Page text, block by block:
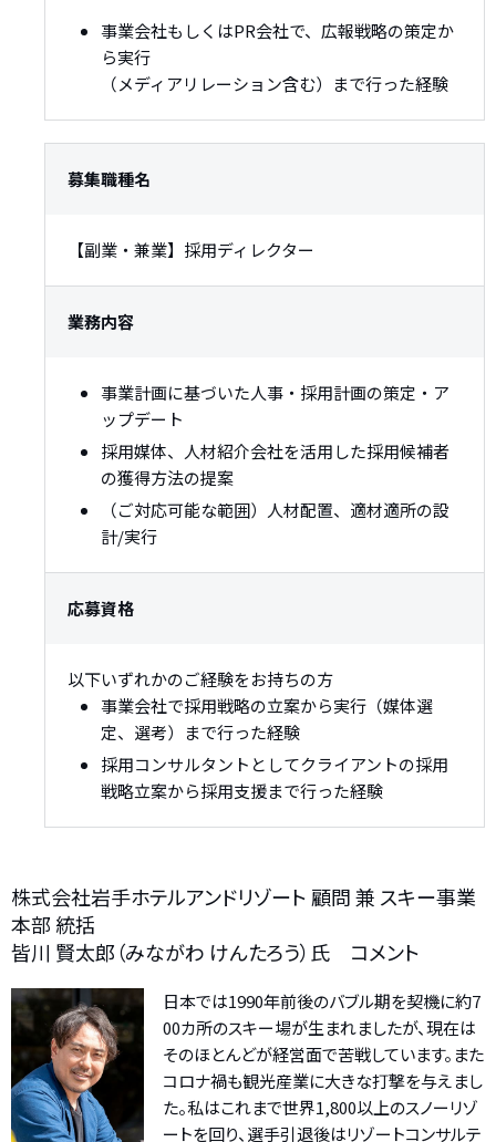
事業会社もしくはPR会社で、広報戦略の策定か
ら実行
（メディアリレーション含む）まで行った経験
募集職種名
【副業・兼業】採用ディレクター
業務内容
事業計画に基づいた人事・採用計画の策定・ア
ップデート
採用媒体、人材紹介会社を活用した採用候補者
の獲得方法の提案
（ご対応可能な範囲）人材配置、適材適所の設
計/実行
応募資格
以下いずれかのご経験をお持ちの方
事業会社で採用戦略の立案から実行（媒体選
定、選考）まで行った経験
採用コンサルタントとしてクライアントの採用
戦略立案から採用支援まで行った経験
株式会社岩手ホテルアンドリゾート 顧問 兼 スキー事業
本部 統括
皆川 賢太郎（みながわ けんたろう）氏 コメント
日本では1990年前後のバブル期を契機に約7
00カ所のスキー場が生まれましたが、現在は
そのほとんどが経営面で苦戦しています。また
コロナ禍も観光産業に大きな打撃を与えまし
た。私はこれまで世界1,800以上のスノーリゾ
ートを回り、選手引退後はリゾートコンサルテ